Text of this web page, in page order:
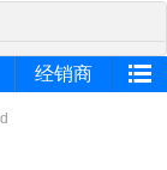
经销商